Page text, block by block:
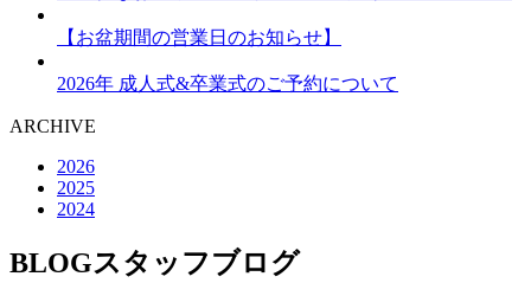
【お盆期間の営業日のお知らせ】
2026年 成人式&卒業式のご予約について
ARCHIVE
2026
2025
2024
BLOGスタッフブログ